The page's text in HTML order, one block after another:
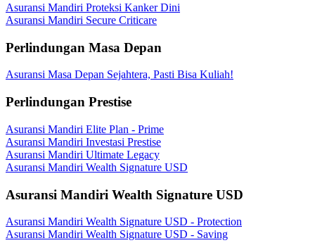
Asuransi Mandiri Proteksi Kanker Dini
Asuransi Mandiri Secure Criticare
Perlindungan Masa Depan
Asuransi Masa Depan Sejahtera, Pasti Bisa Kuliah!
Perlindungan Prestise
Asuransi Mandiri Elite Plan - Prime
Asuransi Mandiri Investasi Prestise
Asuransi Mandiri Ultimate Legacy
Asuransi Mandiri Wealth Signature USD
Asuransi Mandiri Wealth Signature USD
Asuransi Mandiri Wealth Signature USD - Protection
Asuransi Mandiri Wealth Signature USD - Saving